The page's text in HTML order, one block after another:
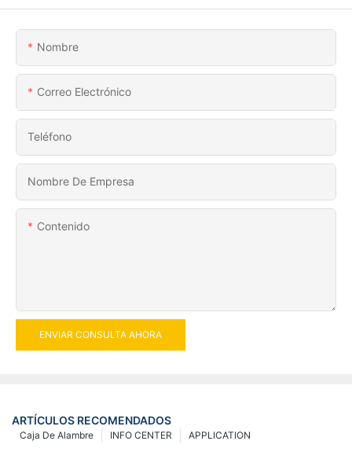
Nombre
Correo Electrónico
Teléfono
Nombre De Empresa
Contenido
ENVIAR CONSULTA AHORA
ARTÍCULOS RECOMENDADOS
APPLICATION
INFO CENTER
Caja De Alambre